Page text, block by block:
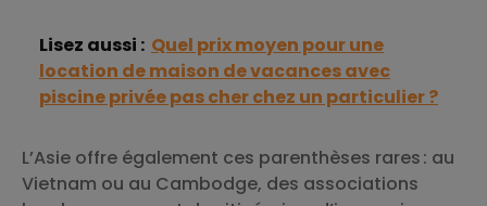
Lisez aussi : Quel prix moyen pour une
location de maison de vacances avec
piscine privée pas cher chez un particulier ?
L’Asie offre également ces parenthèses rares : au
Vietnam ou au Cambodge, des associations